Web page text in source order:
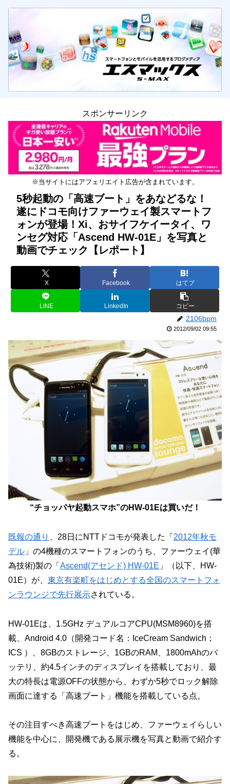
スポンサーリンク
※当サイトにはアフェリエイト広告が含まれています。
5秒起動の「高速ブート」をあなどるな！
遂にドコモ向けファーウェイ製スマートフ
ォンが登場！Xi、おサイフケイータイ、ワ
ンセグ対応「Ascend HW-01E」を写真と
動画でチェック【レポート】
X Facebook はてブ
LINE LinkedIn コピー
2106bpm
2012/09/02 09:55
“チョッパヤ起動スマホ”のHW-01Eは買いだ！
既報の通り 、28日にNTTドコモが発表した「 2012年秋モ
デル 」の4機種のスマートフォンのうち、ファーウェイ(華
為技術)製の「 Ascend(アセンド) HW-01E 」（以下、HW-
01E）が、 東京有楽町をはじめとする全国のスマートフォ
ンラウンジで先行展示されている。
HW-01Eは、1.5GHz デュアルコアCPU(MSM8960)を搭
載、Android 4.0（開発コード名：IceCream Sandwich；
ICS ）、8GBのストレージ、1GBのRAM、1800mAhのバ
ッテリ、約4.5インチのディスプレイを搭載しており、最
大の特長は電源OFFの状態から、わずか5秒でロック解除
画面に達する「高速ブート」機能を搭載している点。
その注目すべき高速ブートをはじめ、ファーウェイらしい
機能を中心に、開発機である展示機を写真と動画で紹介す
る。